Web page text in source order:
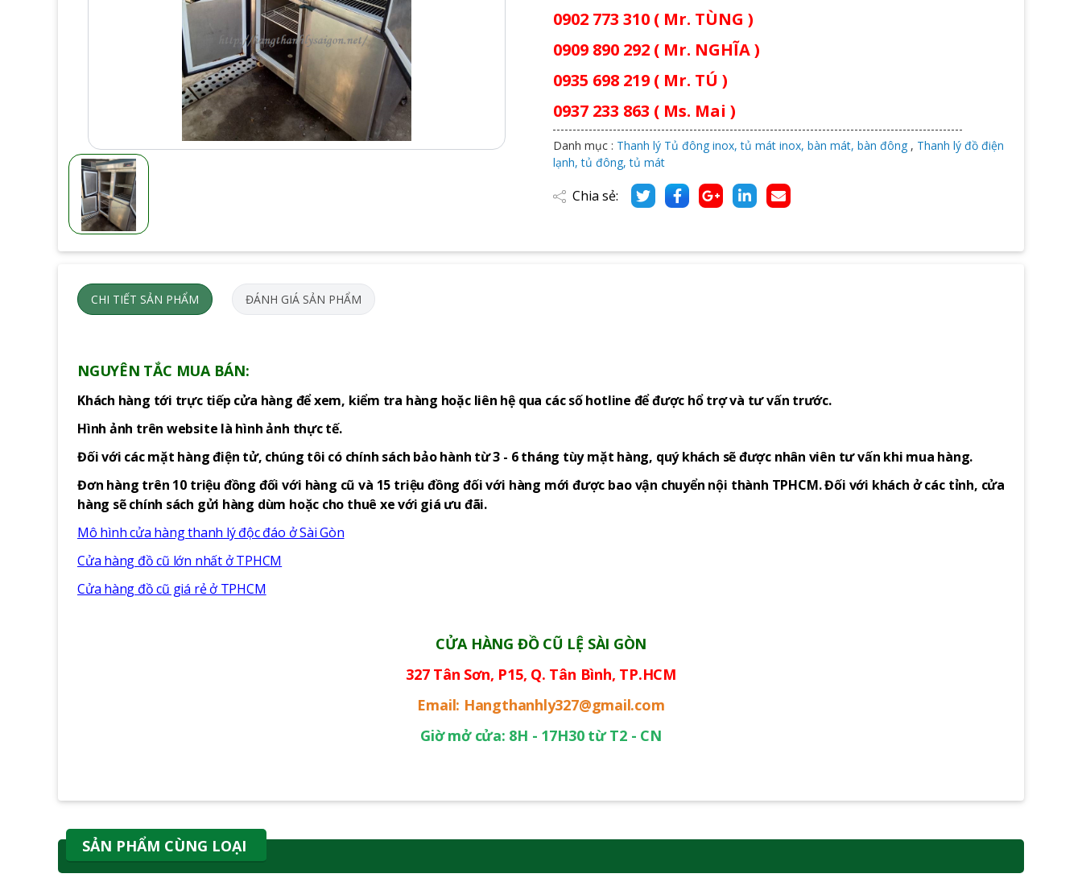
0902 773 310 ( Mr. TÙNG )
0909 890 292 ( Mr. NGHĨA )
0935 698 219 ( Mr. TÚ )
0937 233 863 ( Ms. Mai )
Danh mục : Thanh lý Tủ đông inox, tủ mát inox, bàn mát, bàn đông , Thanh lý đồ điện
lạnh, tủ đông, tủ mát
Chia sẻ:
CHI TIẾT SẢN PHẨM ĐÁNH GIÁ SẢN PHẨM
NGUYÊN TẮC MUA BÁN:
Khách hàng tới trực tiếp cửa hàng để xem, kiểm tra hàng hoặc liên hệ qua các số hotline để được hổ trợ và tư vấn trước.
Hình ảnh trên website là hình ảnh thực tế.
Đối với các mặt hàng điện tử, chúng tôi có chính sách bảo hành từ 3 - 6 tháng tùy mặt hàng, quý khách sẽ được nhân viên tư vấn khi mua hàng.
Đơn hàng trên 10 triệu đồng đối với hàng cũ và 15 triệu đồng đối với hàng mới được bao vận chuyển nội thành TPHCM. Đối với khách ở các tỉnh, cửa
hàng sẽ chính sách gửi hàng dùm hoặc cho thuê xe với giá ưu đãi.
Mô hình cửa hàng thanh lý độc đáo ở Sài Gòn
Cửa hàng đồ cũ lớn nhất ở TPHCM
Cửa hàng đồ cũ giá rẻ ở TPHCM
CỬA HÀNG ĐỒ CŨ LỆ SÀI GÒN
327 Tân Sơn, P15, Q. Tân Bình, TP.HCM
Email: Hangthanhly327@gmail.com
Giờ mở cửa: 8H - 17H30 từ T2 - CN
SẢN PHẨM CÙNG LOẠI